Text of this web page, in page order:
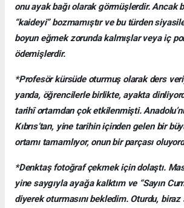
onu ayak bağı olarak görmüşlerdir. Ancak
“kaideyi” bozmamıştır ve bu türden
boyun eğmek zorunda kalmışlar veya iç
ödemişlerdir.
*Profesör kürsüde oturmuş olarak ders
yanda, öğrencilerle birlikte, ayakta
tarihî ortamdan çok etkilenmişti.
Kıbrıs’tan, yine tarihin içinden gelen bir
ortamı tamamlıyor, onun bir parçası
*Denktaş fotoğraf çekmek için dolaştı.
yine saygıyla ayağa kalktım ve “Sayın
diyerek oturmasını bekledim. Oturdu, biraz